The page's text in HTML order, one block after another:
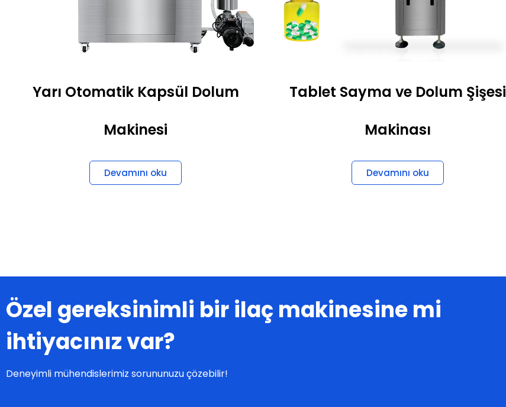
Yarı Otomatik Kapsül Dolum
Makinesi
Devamını oku
Tablet Sayma ve Dolum Şişesi
Makinası
Devamını oku
Özel gereksinimli bir ilaç makinesine mi
ihtiyacınız var?
Deneyimli mühendislerimiz sorununuzu çözebilir!